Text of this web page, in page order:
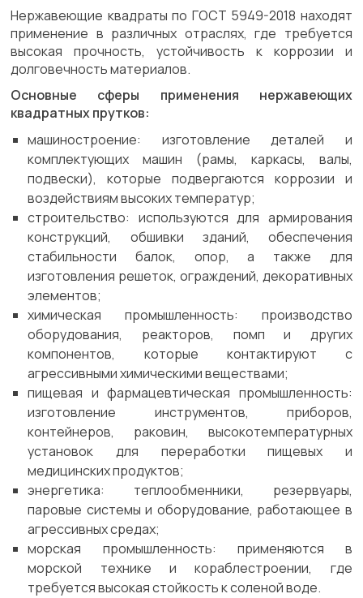
Нержавеющие квадраты по ГОСТ 5949-2018 находят
применение в различных отраслях, где требуется
высокая прочность, устойчивость к коррозии и
долговечность материалов.
Основные сферы применения нержавеющих
квадратных прутков:
машиностроение: изготовление деталей и
комплектующих машин (рамы, каркасы, валы,
подвески), которые подвергаются коррозии и
воздействиям высоких температур;
строительство: используются для армирования
конструкций, обшивки зданий, обеспечения
стабильности балок, опор, а также для
изготовления решеток, ограждений, декоративных
элементов;
химическая промышленность: производство
оборудования, реакторов, помп и других
компонентов, которые контактируют с
агрессивными химическими веществами;
пищевая и фармацевтическая промышленность:
изготовление инструментов, приборов,
контейнеров, раковин, высокотемпературных
установок для переработки пищевых и
медицинских продуктов;
энергетика: теплообменники, резервуары,
паровые системы и оборудование, работающее в
агрессивных средах;
морская промышленность: применяются в
морской технике и кораблестроении, где
требуется высокая стойкость к соленой воде.